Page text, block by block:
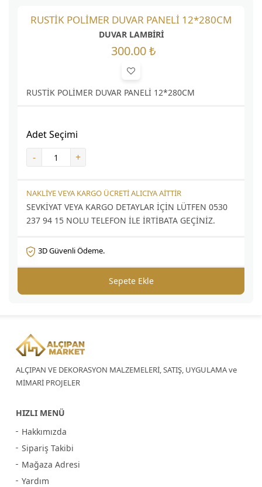
RUSTİK POLİMER DUVAR PANELİ 12*280CM
DUVAR LAMBİRİ
300.00 ₺
RUSTİK POLİMER DUVAR PANELİ 12*280CM
Adet Seçimi
-
+
NAKLİYE VEYA KARGO ÜCRETİ ALICIYA AİTTİR
SEVKİYAT VEYA KARGO DETAYLAR İÇİN LÜTFEN 0530
237 94 15 NOLU TELEFON İLE İRTİBATA GEÇİNİZ.
3D Güvenli Ödeme.
Sepete Ekle
ALÇIPAN VE DEKORASYON MALZEMELERİ, SATIŞ, UYGULAMA ve
MİMARİ PROJELER
HIZLI MENÜ
Hakkımızda
Sipariş Takibi
Mağaza Adresi
Yardım